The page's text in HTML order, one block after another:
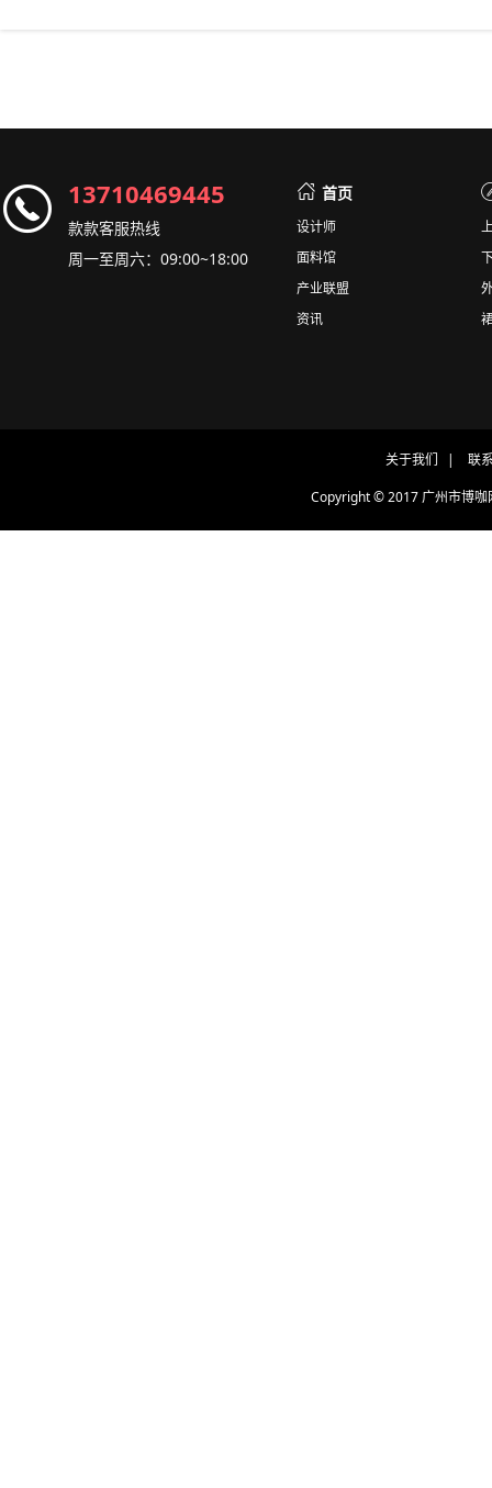
13710469445
款款客服热线
周一至周六：09:00~18:00
首页
设计师
面料馆
产业联盟
资讯
关于我们 | 联
Copyright © 2017 广州市博